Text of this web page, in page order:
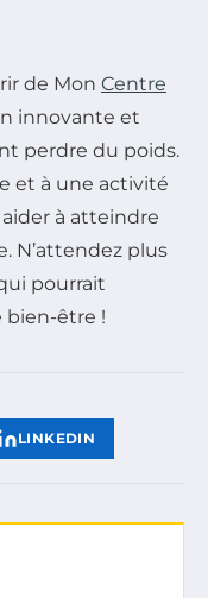
de Mon Centre
innovante et
perdre du poids.
et à une activité
à atteindre
N’attendez plus
pourrait
bien-être !
LINKEDIN